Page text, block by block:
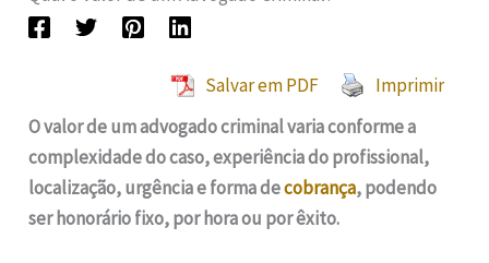
Salvar em PDF
Imprimir
O valor de um advogado criminal varia conforme a
complexidade do caso, experiência do profissional,
localização, urgência e forma decobrança, podendo
ser honorário fixo, por hora ou por êxito.